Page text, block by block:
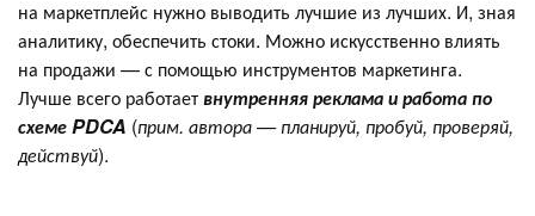
на маркетплейс нужно выводить лучшие из лучших. И, зная
аналитику, обеспечить стоки. Можно искусственно влиять
на продажи — с помощью инструментов маркетинга.
Лучше всего работаетвнутренняя реклама и работа по
схеме PDCA (прим. автора — планируй, пробуй, проверяй,
действуй).